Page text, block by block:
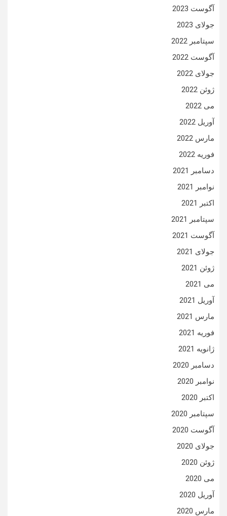
آگوست 2023
جولای 2023
سپتامبر 2022
آگوست 2022
جولای 2022
ژوئن 2022
می 2022
آوریل 2022
مارس 2022
فوریه 2022
دسامبر 2021
نوامبر 2021
اکتبر 2021
سپتامبر 2021
آگوست 2021
جولای 2021
ژوئن 2021
می 2021
آوریل 2021
مارس 2021
فوریه 2021
ژانویه 2021
دسامبر 2020
نوامبر 2020
اکتبر 2020
سپتامبر 2020
آگوست 2020
جولای 2020
ژوئن 2020
می 2020
آوریل 2020
مارس 2020